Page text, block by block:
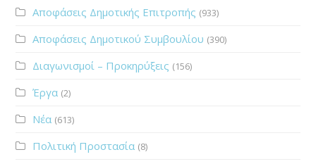
Αποφάσεις Δημοτικής Επιτροπής (933)
Αποφάσεις Δημοτικού Συμβουλίου (390)
Διαγωνισμοί – Προκηρύξεις (156)
Έργα (2)
Νέα (613)
Πολιτική Προστασία (8)